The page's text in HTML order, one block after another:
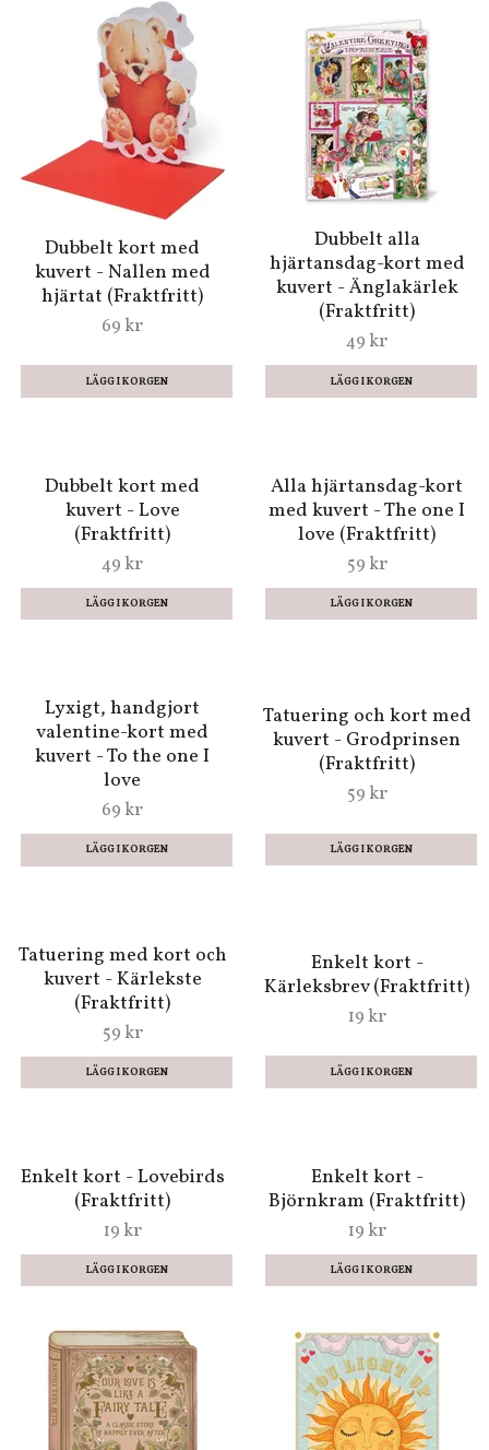
Dubbelt kort med
kuvert - Nallen med
hjärtat (Fraktfritt)
69 kr
Dubbelt alla
hjärtansdag-kort med
kuvert - Änglakärlek
(Fraktfritt)
49 kr
kuvert - Love
(Fraktfritt)
49 kr
med kuvert - The one I
love (Fraktfritt)
59 kr
Lyxigt, handgjort
love
69 kr
59 kr
Enkelt kort -
Kärleksbrev (Fraktfritt)